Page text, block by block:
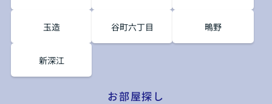
玉造 谷町六丁目 鴫野
新深江
お部屋探し